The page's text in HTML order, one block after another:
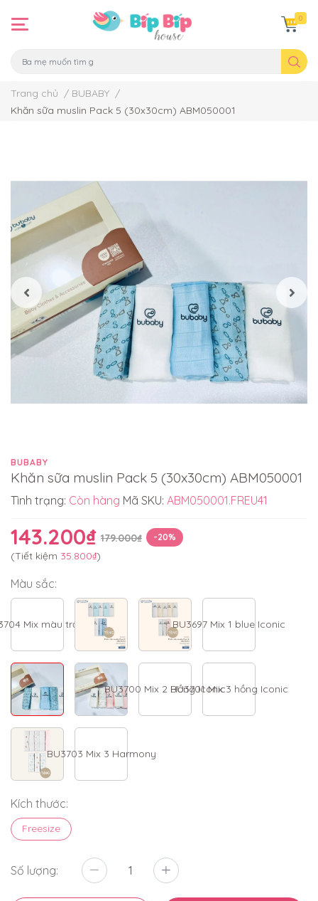
0
Trang chủ / BUBABY /
Khăn sữa muslin Pack 5 (30x30cm) ABM050001
BUBABY
Khăn sữa muslin Pack 5 (30x30cm) ABM050001
Tình trạng: Còn hàng Mã SKU: ABM050001.FREU41
143.200₫ 179.000₫ -20%
(Tiết kiệm 35.800₫)
Màu sắc:
Mix màu trơn 1 BU3697 Mix 1 blue Iconic
BU3700 Mix 2 Hồng IconicBU3701 Mix 3 hồng Iconic
BU3703 Mix 3 Harmony
Kích thước:
Freesize
Số lượng: